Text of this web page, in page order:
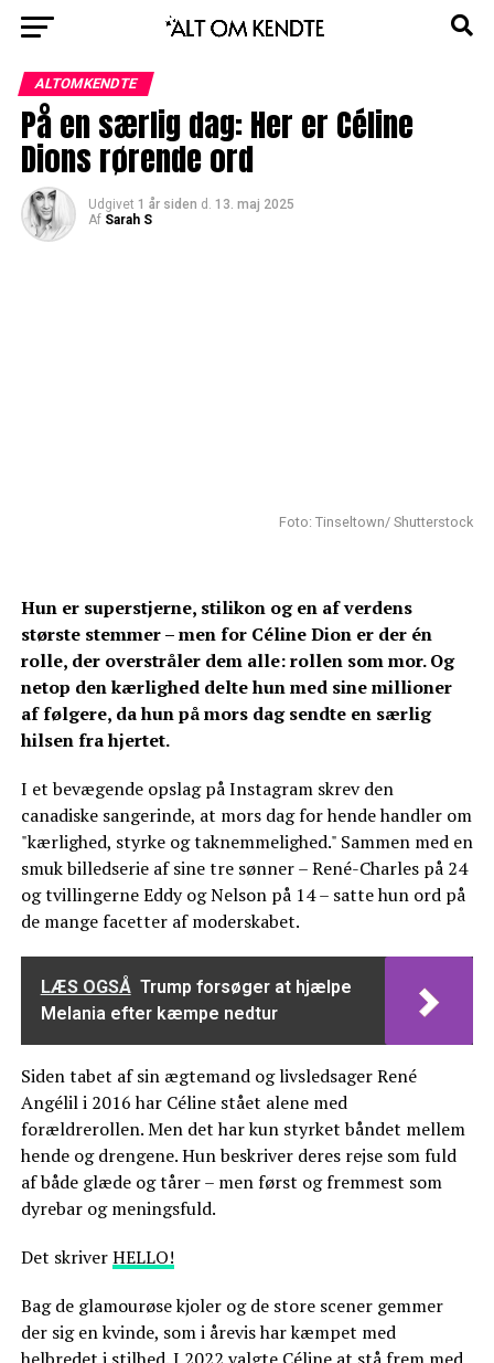
ALTOMKENDTE
På en særlig dag: Her er Céline
Dions rørende ord
Udgivet 1 år siden d. 13. maj 2025
Af Sarah S
Foto: Tinseltown/ Shutterstock
Hun er superstjerne, stilikon og en af verdens
største stemmer – men for Céline Dion er der én
rolle, der overstråler dem alle: rollen som mor. Og
netop den kærlighed delte hun med sine millioner
af følgere, da hun på mors dag sendte en særlig
hilsen fra hjertet.
I et bevægende opslag på Instagram skrev den
canadiske sangerinde, at mors dag for hende handler om
"kærlighed, styrke og taknemmelighed." Sammen med en
smuk billedserie af sine tre sønner – René-Charles på 24
og tvillingerne Eddy og Nelson på 14 – satte hun ord på
de mange facetter af moderskabet.
LÆS OGSÅ Trump forsøger at hjælpe
Melania efter kæmpe nedtur
Siden tabet af sin ægtemand og livsledsager René
Angélil i 2016 har Céline stået alene med
forældrerollen. Men det har kun styrket båndet mellem
hende og drengene. Hun beskriver deres rejse som fuld
af både glæde og tårer – men først og fremmest som
dyrebar og meningsfuld.
Det skriverHELLO!
Bag de glamourøse kjoler og de store scener gemmer
der sig en kvinde, som i årevis har kæmpet med